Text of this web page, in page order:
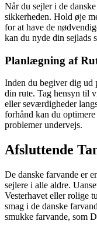
Når du sejler i de
sikkerheden. Hold øje
for at have de
kan du nyde din sejlads
Planlægning af
Inden du begiver dig ud
din rute. Tag hensyn til
eller seværdigheder
forhånd kan du
problemer undervejs.
Afsluttende
De danske farvande er
sejlere i alle aldre.
Vesterhavet eller rolige
smag i de danske
smukke farvande, som